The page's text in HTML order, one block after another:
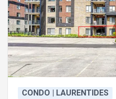
CONDO | LAURENTIDES